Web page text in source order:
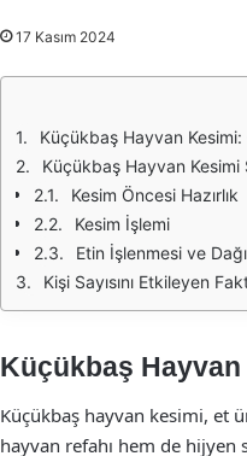
17 Kasım 2024
Küçükbaş Hayvan Kesimi:
Küçükbaş Hayvan Kesimi
Kesim Öncesi Hazırlık
Kesim İşlemi
Etin İşlenmesi ve
Kişi Sayısını Etkileyen
Küçükbaş Hayvan
Küçükbaş hayvan kesimi, et
hayvan refahı hem de hijyen